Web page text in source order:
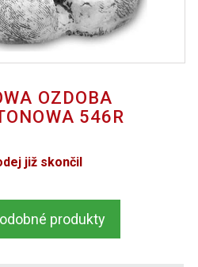
OZDOBA
546R
již skončil
produkty